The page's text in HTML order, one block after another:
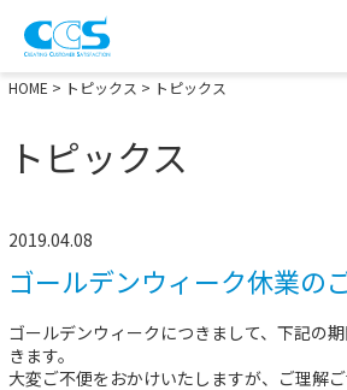
画像処理用の製品検索
HOME > トピックス > トピックス
トピックス
2019.04.08
ゴールデンウィーク休業の
ゴールデンウィークにつきまして、下記の
きます。
大変ご不便をおかけいたしますが、ご理解